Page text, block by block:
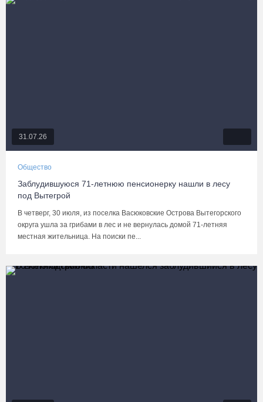
31.07.26
Общество
Заблудившуюся 71-летнюю пенсионерку нашли в лесу
под Вытегрой
В четверг, 30 июля, из поселка Васюковские Острова Вытегорского
округа ушла за грибами в лес и не вернулась домой 71-летняя
местная жительница. На поиски пе...